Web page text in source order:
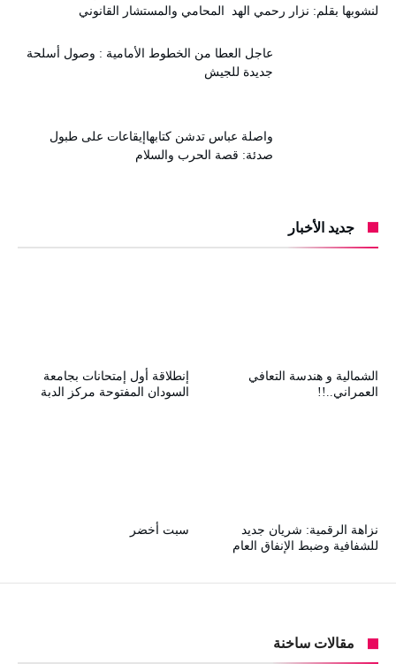
لنشوبها بقلم: نزار رحمي الهد المحامي والمستشار القانوني
عاجل العطا من الخطوط الأمامية : وصول أسلحة
جديدة للجيش
واصلة عباس تدشن كتابهاإيقاعات على طبول
صدئة: قصة الحرب والسلام
جديد الأخبار
إنطلاقة أول إمتحانات بجامعة
السودان المفتوحة مركز الدبة
الشمالية و هندسة التعافي
العمراني..!!
سبت أخضر
نزاهة الرقمية: شريان جديد
للشفافية وضبط الإنفاق العام
مقالات ساخنة